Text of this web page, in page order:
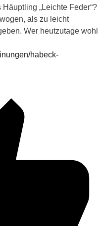
„Leichte Feder“?
als zu leicht
Wer heutzutage wohl
habeck-